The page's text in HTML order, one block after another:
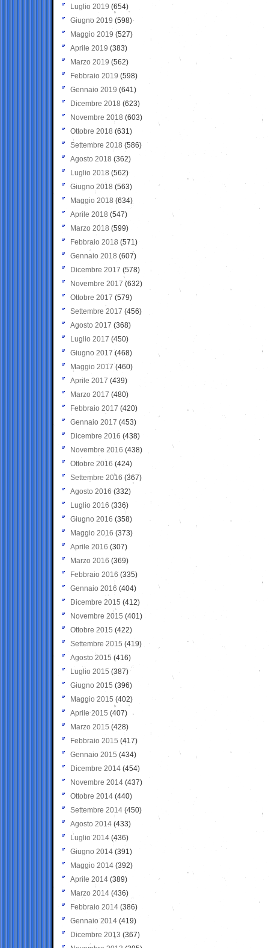
Luglio 2019 (654)
Giugno 2019 (598)
Maggio 2019 (527)
Aprile 2019 (383)
Marzo 2019 (562)
Febbraio 2019 (598)
Gennaio 2019 (641)
Dicembre 2018 (623)
Novembre 2018 (603)
Ottobre 2018 (631)
Settembre 2018 (586)
Agosto 2018 (362)
Luglio 2018 (562)
Giugno 2018 (563)
Maggio 2018 (634)
Aprile 2018 (547)
Marzo 2018 (599)
Febbraio 2018 (571)
Gennaio 2018 (607)
Dicembre 2017 (578)
Novembre 2017 (632)
Ottobre 2017 (579)
Settembre 2017 (456)
Agosto 2017 (368)
Luglio 2017 (450)
Giugno 2017 (468)
Maggio 2017 (460)
Aprile 2017 (439)
Marzo 2017 (480)
Febbraio 2017 (420)
Gennaio 2017 (453)
Dicembre 2016 (438)
Novembre 2016 (438)
Ottobre 2016 (424)
Settembre 2016 (367)
Agosto 2016 (332)
Luglio 2016 (336)
Giugno 2016 (358)
Maggio 2016 (373)
Aprile 2016 (307)
Marzo 2016 (369)
Febbraio 2016 (335)
Gennaio 2016 (404)
Dicembre 2015 (412)
Novembre 2015 (401)
Ottobre 2015 (422)
Settembre 2015 (419)
Agosto 2015 (416)
Luglio 2015 (387)
Giugno 2015 (396)
Maggio 2015 (402)
Aprile 2015 (407)
Marzo 2015 (428)
Febbraio 2015 (417)
Gennaio 2015 (434)
Dicembre 2014 (454)
Novembre 2014 (437)
Ottobre 2014 (440)
Settembre 2014 (450)
Agosto 2014 (433)
Luglio 2014 (436)
Giugno 2014 (391)
Maggio 2014 (392)
Aprile 2014 (389)
Marzo 2014 (436)
Febbraio 2014 (386)
Gennaio 2014 (419)
Dicembre 2013 (367)